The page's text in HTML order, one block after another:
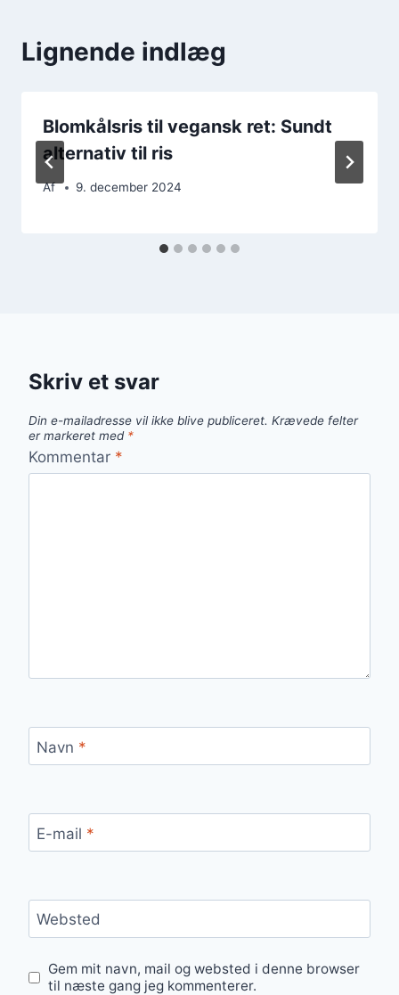
Lignende indlæg
Blomkålsris til vegansk ret: Sundt
alternativ til ris
Af 9. december 2024
Skriv et svar
Din e-mailadresse vil ikke blive publiceret. Krævede felter
er markeret med *
Kommentar *
Navn *
E-mail *
Websted
Gem mit navn, mail og websted i denne browser
til næste gang jeg kommenterer.